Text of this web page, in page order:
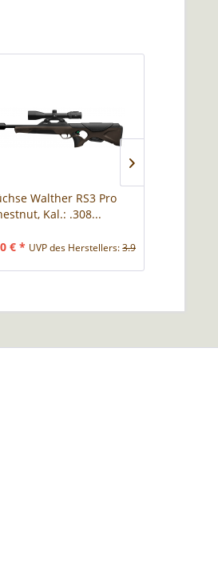
Walther RS3 Pro
Kal.: .308...
€ * UVP des Herstellers:3.999,00 € *